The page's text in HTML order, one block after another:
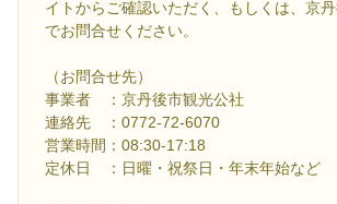
イトからご確認いただく、もしくは、京
でお問合せください。
（お問合せ先）
事業者 ：京丹後市観光公社
連絡先 ：0772-72-6070
営業時間：08:30-17:18
定休日 ：日曜・祝祭日・年末年始など